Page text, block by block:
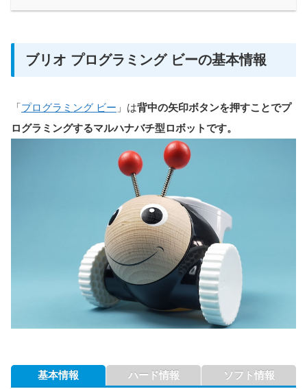
ブリオ プログラミング ビーの基本情報
「プログラミング ビー 」は背中の矢印ボタンを押すことでプ
ログラミングするマルハナバチ型ロボットです。
基本情報 ハード情報 ソフト情報